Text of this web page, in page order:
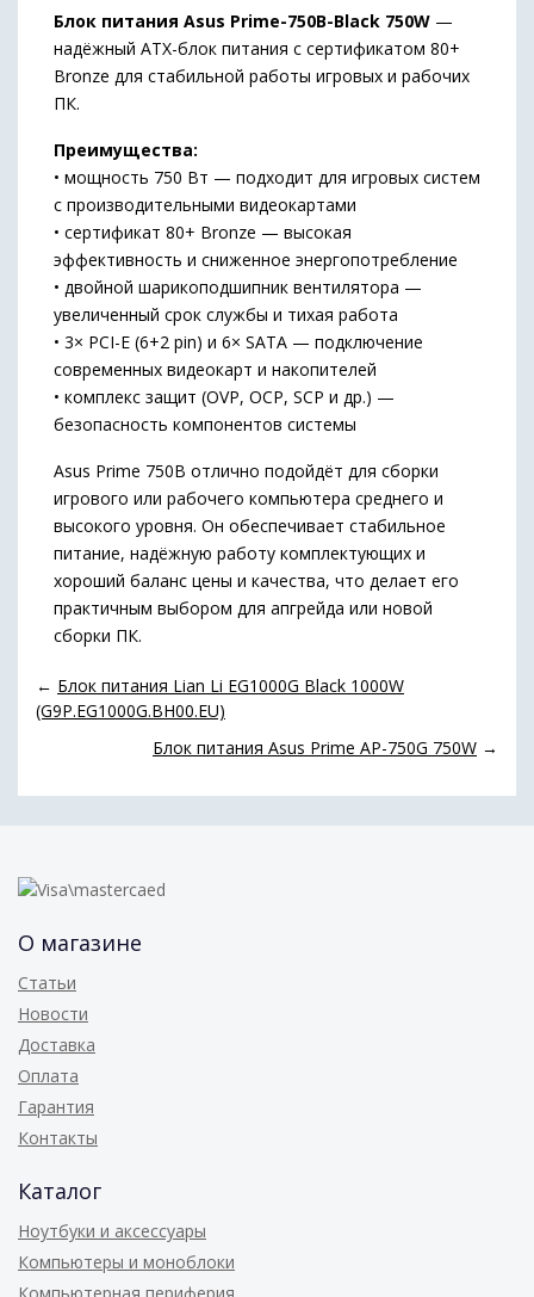
Блок питания Asus Prime-750B-Black 750W —
надёжный ATX-блок питания с сертификатом 80+
Bronze для стабильной работы игровых и рабочих
ПК.
Преимущества:
• мощность 750 Вт — подходит для игровых систем
с производительными видеокартами
• сертификат 80+ Bronze — высокая
эффективность и сниженное энергопотребление
• двойной шарикоподшипник вентилятора —
увеличенный срок службы и тихая работа
• 3× PCI-E (6+2 pin) и 6× SATA — подключение
современных видеокарт и накопителей
• комплекс защит (OVP, OCP, SCP и др.) —
безопасность компонентов системы
Asus Prime 750B отлично подойдёт для сборки
игрового или рабочего компьютера среднего и
высокого уровня. Он обеспечивает стабильное
питание, надёжную работу комплектующих и
хороший баланс цены и качества, что делает его
практичным выбором для апгрейда или новой
сборки ПК.
← Блок питания Lian Li EG1000G Black 1000W
(G9P.EG1000G.BH00.EU)
Блок питания Asus Prime AP-750G 750W →
О магазине
Статьи
Новости
Доставка
Оплата
Гарантия
Контакты
Каталог
Ноутбуки и аксессуары
Компьютеры и моноблоки